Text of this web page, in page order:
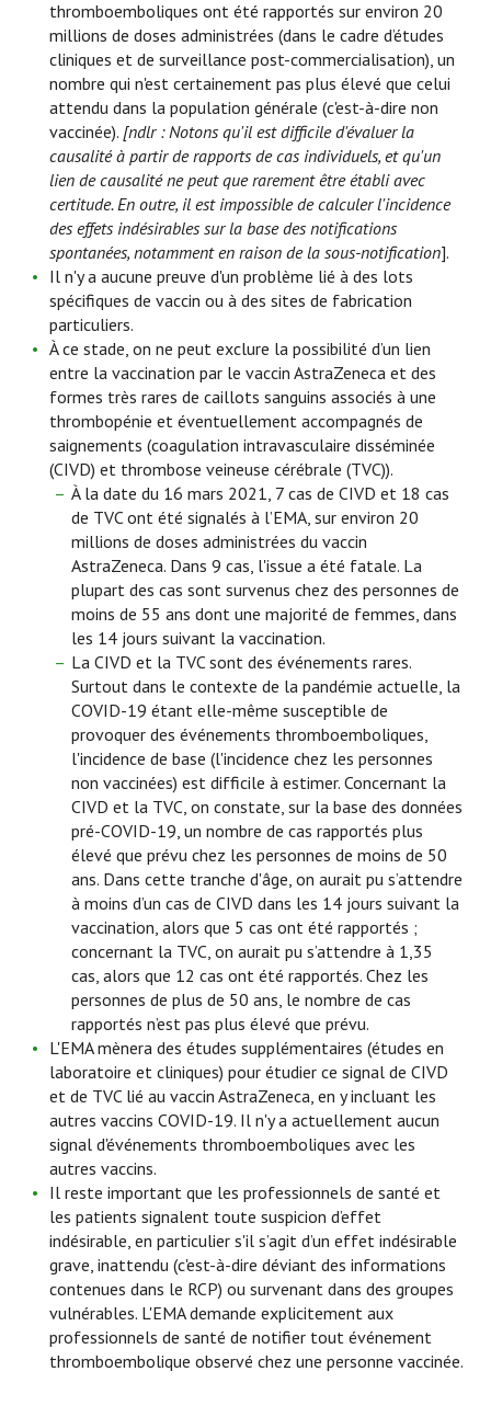
thromboemboliques ont été rapportés sur environ 20
millions de doses administrées (dans le cadre d’études
cliniques et de surveillance post-commercialisation), un
nombre qui n'est certainement pas plus élevé que celui
attendu dans la population générale (c'est-à-dire non
vaccinée). [ndlr : Notons qu'il est difficile d'évaluer la
causalité à partir de rapports de cas individuels, et qu'un
lien de causalité ne peut que rarement être établi avec
certitude. En outre, il est impossible de calculer l'incidence
des effets indésirables sur la base des notifications
spontanées, notamment en raison de la sous-notification].
Il n'y a aucune preuve d'un problème lié à des lots
spécifiques de vaccin ou à des sites de fabrication
particuliers.
À ce stade, on ne peut exclure la possibilité d’un lien
entre la vaccination par le vaccin AstraZeneca et des
formes très rares de caillots sanguins associés à une
thrombopénie et éventuellement accompagnés de
saignements (coagulation intravasculaire disséminée
(CIVD) et thrombose veineuse cérébrale (TVC)).
À la date du 16 mars 2021, 7 cas de CIVD et 18 cas
de TVC ont été signalés à l’EMA, sur environ 20
millions de doses administrées du vaccin
AstraZeneca. Dans 9 cas, l'issue a été fatale. La
plupart des cas sont survenus chez des personnes de
moins de 55 ans dont une majorité de femmes, dans
les 14 jours suivant la vaccination.
La CIVD et la TVC sont des événements rares.
Surtout dans le contexte de la pandémie actuelle, la
COVID-19 étant elle-même susceptible de
provoquer des événements thromboemboliques,
l'incidence de base (l'incidence chez les personnes
non vaccinées) est difficile à estimer. Concernant la
CIVD et la TVC, on constate, sur la base des données
pré-COVID-19, un nombre de cas rapportés plus
élevé que prévu chez les personnes de moins de 50
ans. Dans cette tranche d'âge, on aurait pu s’attendre
à moins d’un cas de CIVD dans les 14 jours suivant la
vaccination, alors que 5 cas ont été rapportés ;
concernant la TVC, on aurait pu s’attendre à 1,35
cas, alors que 12 cas ont été rapportés. Chez les
personnes de plus de 50 ans, le nombre de cas
rapportés n’est pas plus élevé que prévu.
L'EMA mènera des études supplémentaires (études en
laboratoire et cliniques) pour étudier ce signal de CIVD
et de TVC lié au vaccin AstraZeneca, en y incluant les
autres vaccins COVID-19. Il n'y a actuellement aucun
signal d'événements thromboemboliques avec les
autres vaccins.
Il reste important que les professionnels de santé et
les patients signalent toute suspicion d’effet
indésirable, en particulier s'il s’agit d’un effet indésirable
grave, inattendu (c'est-à-dire déviant des informations
contenues dans le RCP) ou survenant dans des groupes
vulnérables. L'EMA demande explicitement aux
professionnels de santé de notifier tout événement
thromboembolique observé chez une personne vaccinée.